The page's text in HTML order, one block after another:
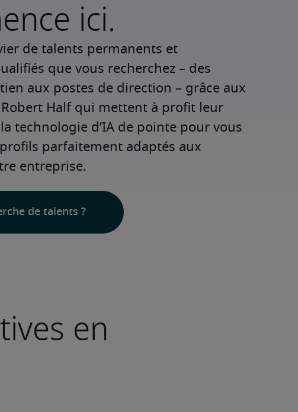
ici.
de talents permanents et
que vous recherchez – des
aux postes de direction – grâce aux
Half qui mettent à profit leur
technologie d’IA de pointe pour vous
parfaitement adaptés aux
entreprise.
de talents ?
en